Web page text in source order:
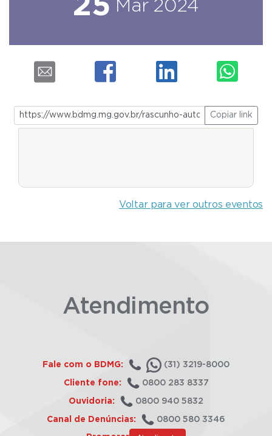
25 Mar 2024
Copiar link
Voltar para ver outros eventos
Atendimento
Fale com o BDMG: (31) 3219-8000
Cliente fone: 0800 283 8337
Ouvidoria: 0800 940 5832
Canal de Denúncias: 0800 580 3346